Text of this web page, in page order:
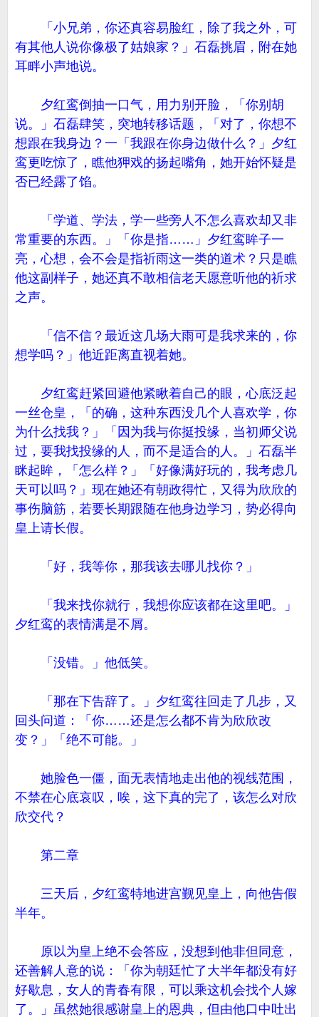
「小兄弟，你还真容易脸红，除了我之外，可
有其他人说你像极了姑娘家？」石磊挑眉，附在她
耳畔小声地说。
夕红鸾倒抽一口气，用力别开脸，「你别胡
说。」石磊肆笑，突地转移话题，「对了，你想不
想跟在我身边？一「我跟在你身边做什么？」夕红
鸾更吃惊了，瞧他狎戏的扬起嘴角，她开始怀疑是
否已经露了馅。
「学道、学法，学一些旁人不怎么喜欢却又非
常重要的东西。」「你是指……」夕红鸾眸子一
亮，心想，会不会是指祈雨这一类的道术？只是瞧
他这副样子，她还真不敢相信老天愿意听他的祈求
之声。
「信不信？最近这几场大雨可是我求来的，你
想学吗？」他近距离直视着她。
夕红鸾赶紧回避他紧瞅着自己的眼，心底泛起
一丝仓皇，「的确，这种东西没几个人喜欢学，你
为什么找我？」「因为我与你挺投缘，当初师父说
过，要我找投缘的人，而不是适合的人。」石磊半
眯起眸，「怎么样？」「好像满好玩的，我考虑几
天可以吗？」现在她还有朝政得忙，又得为欣欣的
事伤脑筋，若要长期跟随在他身边学习，势必得向
皇上请长假。
「好，我等你，那我该去哪儿找你？」
「我来找你就行，我想你应该都在这里吧。」
夕红鸾的表情满是不屑。
「没错。」他低笑。
「那在下告辞了。」夕红鸾往回走了几步，又
回头问道：「你……还是怎么都不肯为欣欣改
变？」「绝不可能。」
她脸色一僵，面无表情地走出他的视线范围，
不禁在心底哀叹，唉，这下真的完了，该怎么对欣
欣交代？
第二章
三天后，夕红鸾特地进宫觐见皇上，向他告假
半年。
原以为皇上绝不会答应，没想到他非但同意，
还善解人意的说：「你为朝廷忙了大半年都没有好
好歇息，女人的青春有限，可以乘这机会找个人嫁
了。」虽然她很感谢皇上的恩典，但由他口中吐出